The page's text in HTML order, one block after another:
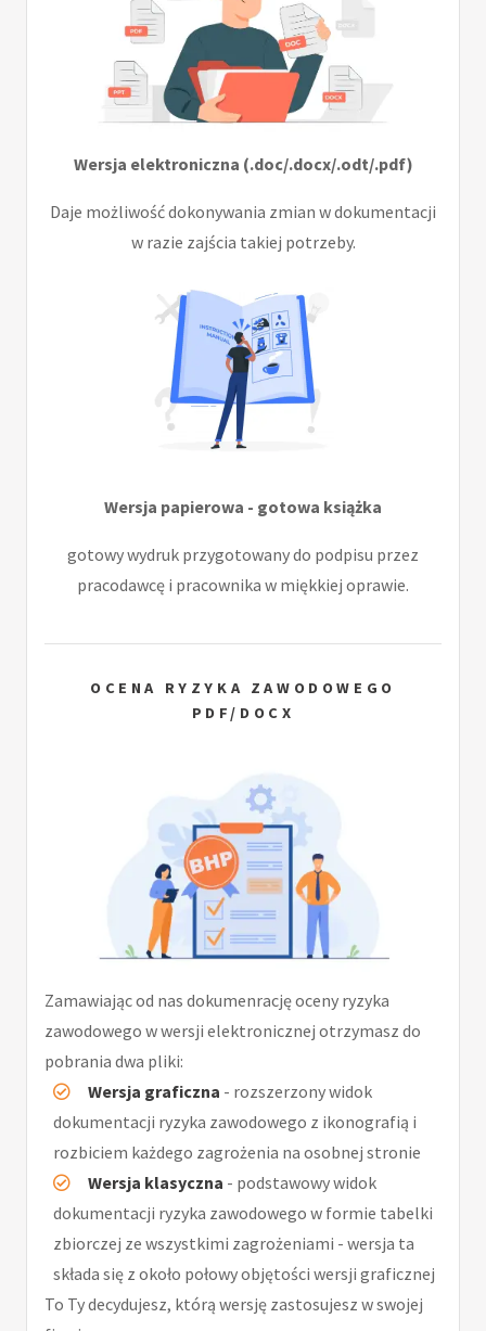
Wersja elektroniczna (.doc/.docx/.odt/.pdf)
Daje możliwość dokonywania zmian w dokumentacji
w razie zajścia takiej potrzeby.
Wersja papierowa - gotowa książka
gotowy wydruk przygotowany do podpisu przez
pracodawcę i pracownika w miękkiej oprawie.
OCENA RYZYKA ZAWODOWEGO
PDF/DOCX
Zamawiając od nas dokumenrację oceny ryzyka
zawodowego w wersji elektronicznej otrzymasz do
pobrania dwa pliki:
Wersja graficzna - rozszerzony widok
dokumentacji ryzyka zawodowego z ikonografią i
rozbiciem każdego zagrożenia na osobnej stronie
Wersja klasyczna - podstawowy widok
dokumentacji ryzyka zawodowego w formie tabelki
zbiorczej ze wszystkimi zagrożeniami - wersja ta
składa się z około połowy objętości wersji graficznej
To Ty decydujesz, którą wersję zastosujesz w swojej